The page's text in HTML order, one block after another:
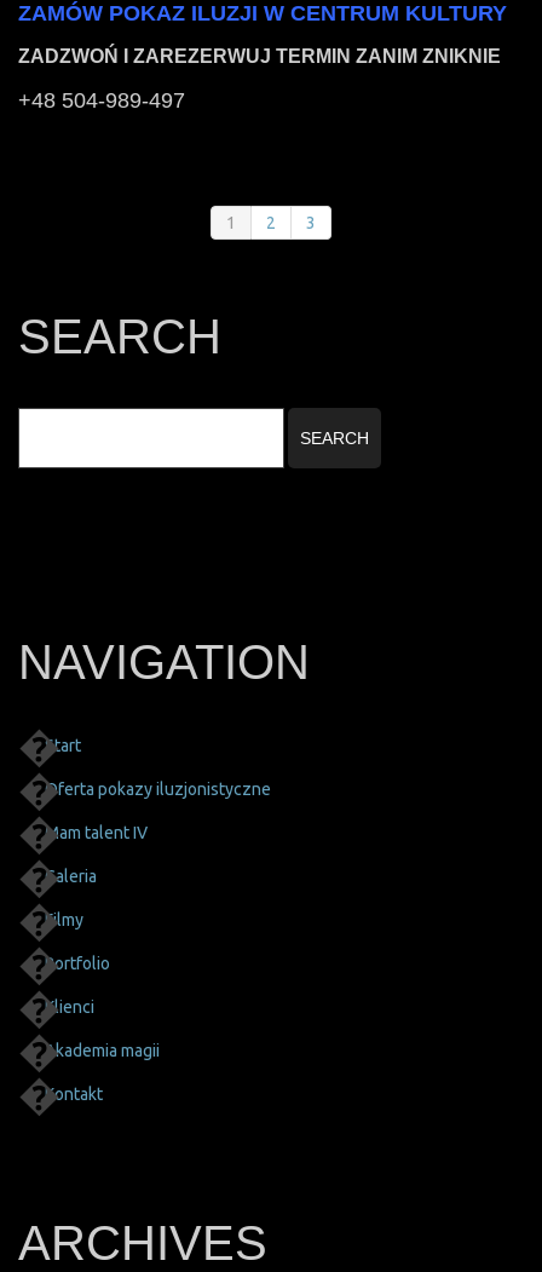
ZAMÓW POKAZ ILUZJI W CENTRUM KULTURY
ZADZWOŃ I ZAREZERWUJ TERMIN ZANIM ZNIKNIE
+48 504-989-497
1 2 3
SEARCH
NAVIGATION
Start
Oferta pokazy iluzjonistyczne
Mam talent IV
Galeria
Filmy
Portfolio
Klienci
Akademia magii
Kontakt
ARCHIVES